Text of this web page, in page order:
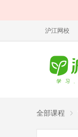
沪江网校
全部课程